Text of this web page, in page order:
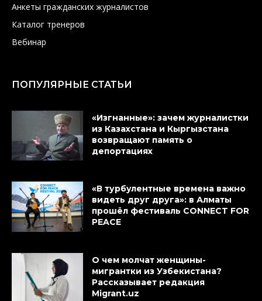
Анкеты гражданских журналистов
Каталог тренеров
Вебинар
ПОПУЛЯРНЫЕ СТАТЬИ
«Изгнанные»: зачем журналистки
из Казахстана и Кыргызстана
возвращают память о
депортациях
«В турбулентные времена важно
видеть друг друга»: в Алматы
прошёл фестиваль CONNECT FOR
PEACE
О чем молчат женщины-
мигрантки из Узбекистана?
Рассказывает редакция
Migrant.uz